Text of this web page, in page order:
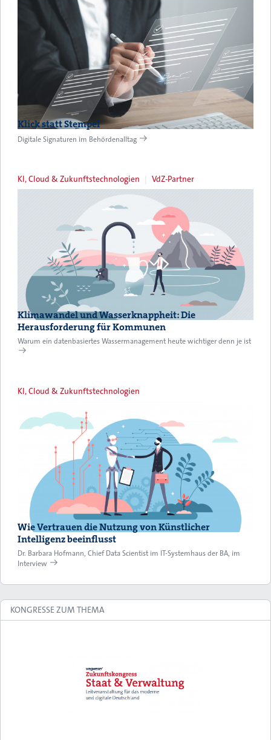
Klick statt Stempel
Digitale Signaturen im Behördenalltag
KI, Cloud & Zukunftstechnologien VdZ-Partner
Klimawandel und Wasserknappheit: Die
Herausforderung für Kommunen
Warum ein datenbasiertes Wassermanagement heute wichtiger denn je ist
KI, Cloud & Zukunftstechnologien
Wie Vertrauen die Nutzung von Künstlicher
Intelligenz beeinflusst
Dr. Barbara Hofmann, Chief Data Scientist im IT-Systemhaus der BA, im
Interview
KONGRESSE ZUM THEMA